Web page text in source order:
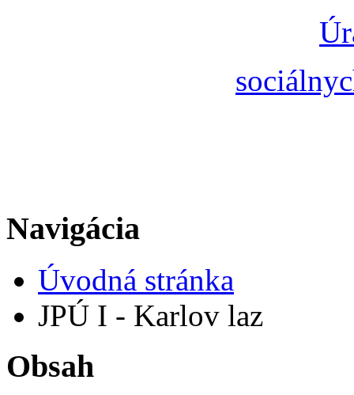
Navigácia
Úvodná stránka
JPÚ I - Karlov laz
Obsah